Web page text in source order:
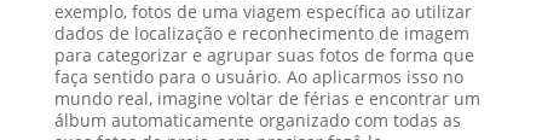
exemplo, fotos de uma viagem específica ao utilizar
dados de localização e reconhecimento de imagem
para categorizar e agrupar suas fotos de forma que
faça sentido para o usuário. Ao aplicarmos isso no
mundo real, imagine voltar de férias e encontrar um
álbum automaticamente organizado com todas as